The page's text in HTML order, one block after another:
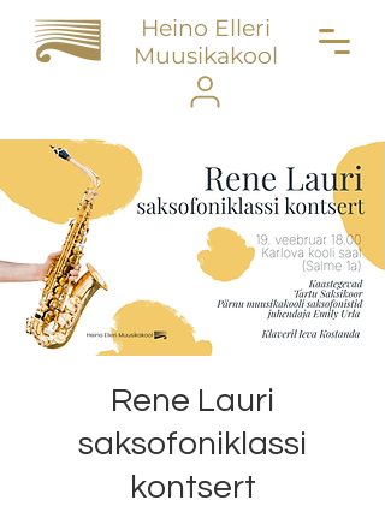
Heino Elleri
Muusikakool
Rene Lauri
saksofoniklassi
kontsert